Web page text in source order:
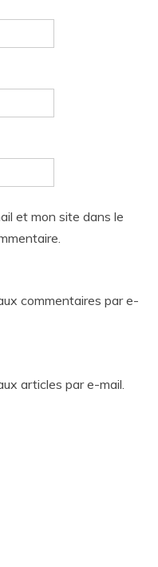
et mon site dans le
commentaires par e-
articles par e-mail.